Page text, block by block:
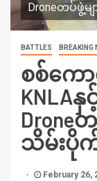
Droneတပ်ဖွဲ့
BATTLES BREAKING
စစ်ကော
KNLA
သိမ်းပို
February 26,